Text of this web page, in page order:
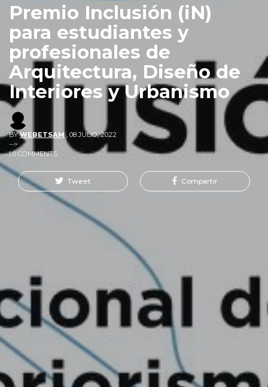
Premio Inclusión (iN)
para estudiantes y
profesionales de
Arquitectura, Diseño de
Interiores y Urbanismo
BYWEBETSAM
08 JULIO, 2022
-->
| 0 COMMENTS
Tweet Compartir